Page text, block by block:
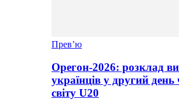
Прев’ю
Орегон-2026: розклад
українців у другий день
світу U20